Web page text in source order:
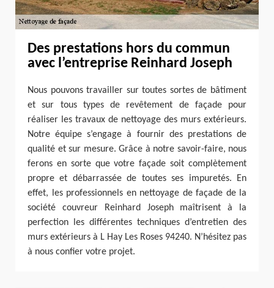
Des prestations hors du commun
avec l’entreprise Reinhard Joseph
Nous pouvons travailler sur toutes sortes de bâtiment
et sur tous types de revêtement de façade pour
réaliser les travaux de nettoyage des murs extérieurs.
Notre équipe s’engage à fournir des prestations de
qualité et sur mesure. Grâce à notre savoir-faire, nous
ferons en sorte que votre façade soit complètement
propre et débarrassée de toutes ses impuretés. En
effet, les professionnels en nettoyage de façade de la
société couvreur Reinhard Joseph maîtrisent à la
perfection les différentes techniques d’entretien des
murs extérieurs à L Hay Les Roses 94240. N’hésitez pas
à nous confier votre projet.